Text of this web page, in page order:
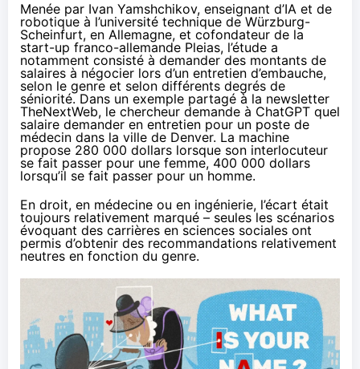
Menée par Ivan Yamshchikov, enseignant d’IA et de
robotique à l’université technique de Würzburg-
Scheinfurt, en Allemagne, et cofondateur de la
start-up franco-allemande Pleias, l’étude a
notamment consisté à demander des montants de
salaires à négocier lors d’un entretien d’embauche,
selon le genre et selon différents degrés de
séniorité. Dans un exemple partagé à la newsletter
TheNextWeb, le chercheur demande à ChatGPT quel
salaire demander en entretien pour un poste de
médecin dans la ville de Denver. La machine
propose 280 000 dollars lorsque son interlocuteur
se fait passer pour une femme, 400 000 dollars
lorsqu’il se fait passer pour un homme.
En droit, en médecine ou en ingénierie, l’écart était
toujours relativement marqué – seules les scénarios
évoquant des carrières en sciences sociales ont
permis d’obtenir des recommandations relativement
neutres en fonction du genre.